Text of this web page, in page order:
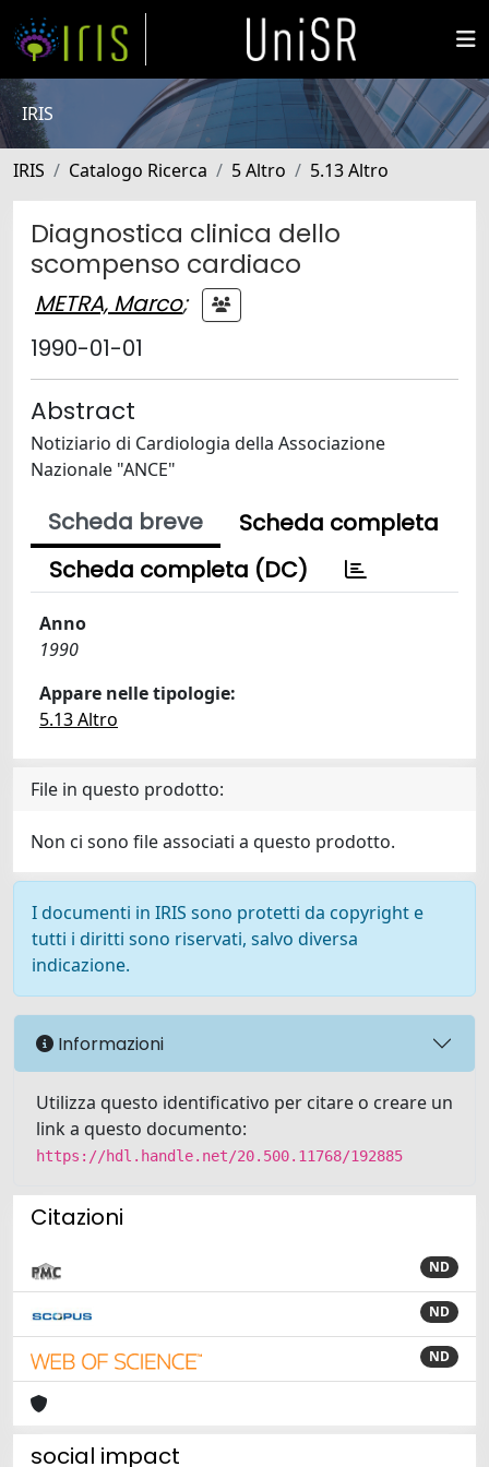
IRIS
IRIS Catalogo Ricerca 5 Altro 5.13 Altro
Diagnostica clinica dello
scompenso cardiaco
METRA, Marco;
1990-01-01
Abstract
Notiziario di Cardiologia della Associazione
Nazionale "ANCE"
Scheda breve
Scheda completa
Scheda completa (DC)
Anno
1990
Appare nelle tipologie:
5.13 Altro
File in questo prodotto:
Non ci sono file associati a questo prodotto.
I documenti in IRIS sono protetti da copyright e
tutti i diritti sono riservati, salvo diversa
indicazione.
Informazioni
Utilizza questo identificativo per citare o creare un
link a questo documento:
https://hdl.handle.net/20.500.11768/192885
Citazioni
ND
ND
ND
social impact